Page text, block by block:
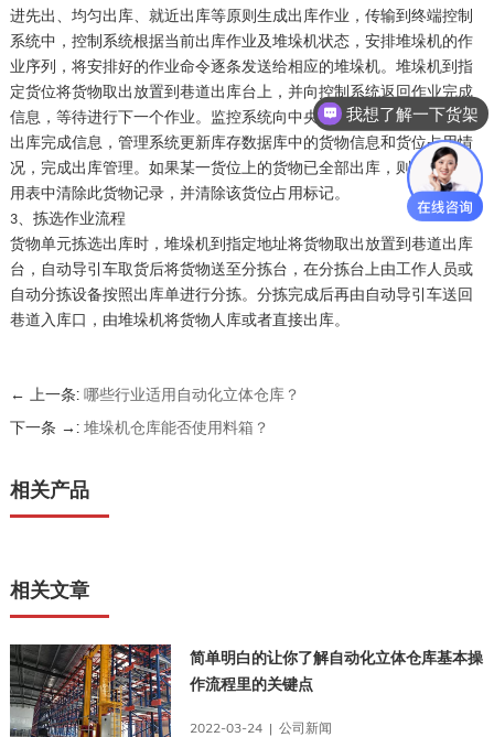
进先出、均匀出库、就近出库等原则生成出库作业，传输到终端控制
系统中，控制系统根据当前出库作业及堆垛机状态，安排堆垛机的作
业序列，将安排好的作业命令逐条发送给相应的堆垛机。堆垛机到指
定货位将货物取出放置到巷道出库台上，并向控制系统返回作业完成
信息，等待进行下一个作业。监控系统向中央服务器系统反馈该货物
出库完成信息，管理系统更新库存数据库中的货物信息和货位占用情
况，完成出库管理。如果某一货位上的货物已全部出库，则从货位占
用表中清除此货物记录，并清除该货位占用标记。
3、拣选作业流程
货物单元拣选出库时，堆垛机到指定地址将货物取出放置到巷道出库
台，自动导引车取货后将货物送至分拣台，在分拣台上由工作人员或
自动分拣设备按照出库单进行分拣。分拣完成后再由自动导引车送回
巷道入库口，由堆垛机将货物人库或者直接出库。
← 上一条: 哪些行业适用自动化立体仓库？
下一条 →: 堆垛机仓库能否使用料箱？
相关产品
相关文章
简单明白的让你了解自动化立体仓库基本操
作流程里的关键点
2022-03-24 | 公司新闻
我想了解一下货架